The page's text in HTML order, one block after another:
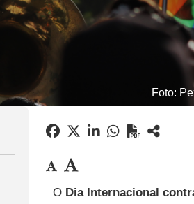
Foto:
O Dia Internacional